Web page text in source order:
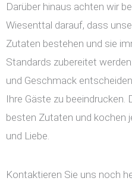
Darüber hinaus achten wir
Wiesenttal darauf, dass
Zutaten bestehen und sie
Standards zubereitet
und Geschmack
Ihre Gäste zu beeindrucken.
besten Zutaten und kochen
und Liebe.
Kontaktieren Sie uns noch